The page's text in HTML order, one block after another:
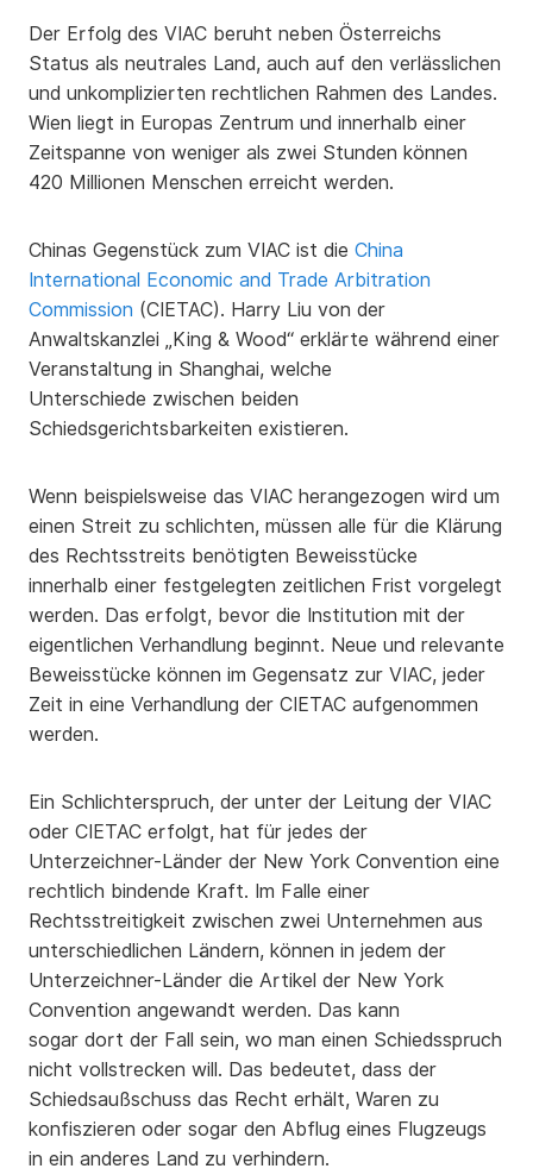
Der Erfolg des VIAC beruht neben Österreichs
Status als neutrales Land, auch auf den verlässlichen
und unkomplizierten rechtlichen Rahmen des Landes.
Wien liegt in Europas Zentrum und innerhalb einer
Zeitspanne von weniger als zwei Stunden können
420 Millionen Menschen erreicht werden.
Chinas Gegenstück zum VIAC ist die China
International Economic and Trade Arbitration
Commission (CIETAC). Harry Liu von der
Anwaltskanzlei „King & Wood“ erklärte während einer
Veranstaltung in Shanghai, welche
Unterschiede zwischen beiden
Schiedsgerichtsbarkeiten existieren.
Wenn beispielsweise das VIAC herangezogen wird um
einen Streit zu schlichten, müssen alle für die Klärung
des Rechtsstreits benötigten Beweisstücke
innerhalb einer festgelegten zeitlichen Frist vorgelegt
werden. Das erfolgt, bevor die Institution mit der
eigentlichen Verhandlung beginnt. Neue und relevante
Beweisstücke können im Gegensatz zur VIAC, jeder
Zeit in eine Verhandlung der CIETAC aufgenommen
werden.
Ein Schlichterspruch, der unter der Leitung der VIAC
oder CIETAC erfolgt, hat für jedes der
Unterzeichner-Länder der New York Convention eine
rechtlich bindende Kraft. Im Falle einer
Rechtsstreitigkeit zwischen zwei Unternehmen aus
unterschiedlichen Ländern, können in jedem der
Unterzeichner-Länder die Artikel der New York
Convention angewandt werden. Das kann
sogar dort der Fall sein, wo man einen Schiedsspruch
nicht vollstrecken will. Das bedeutet, dass der
Schiedsaußschuss das Recht erhält, Waren zu
konfiszieren oder sogar den Abflug eines Flugzeugs
in ein anderes Land zu verhindern.